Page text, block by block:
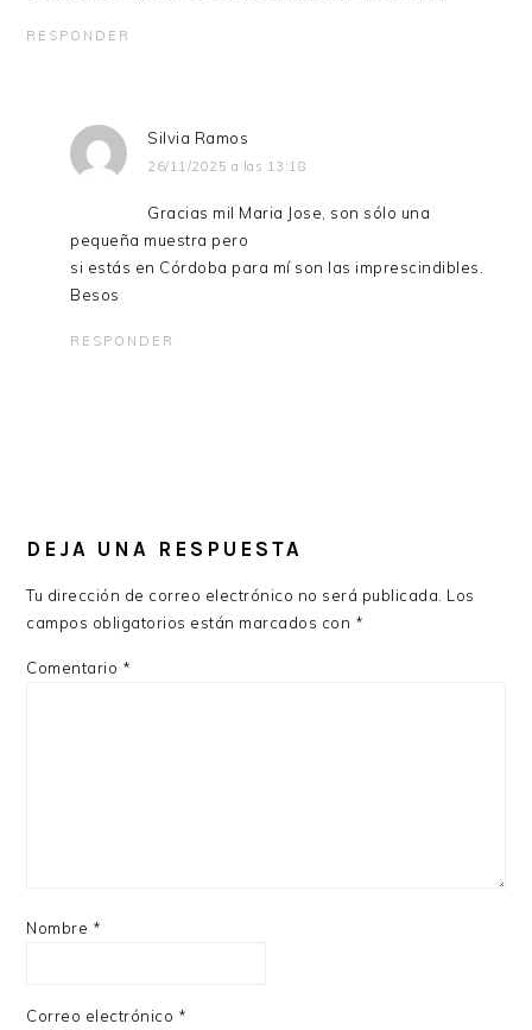
RESPONDER
Silvia Ramos
26/11/2025 a las 13:18
Gracias mil Maria Jose, son sólo una
pequeña muestra pero
si estás en Córdoba para mí son las imprescindibles.
Besos
RESPONDER
DEJA UNA RESPUESTA
Tu dirección de correo electrónico no será publicada. Los
campos obligatorios están marcados con *
Comentario *
Nombre *
Correo electrónico *